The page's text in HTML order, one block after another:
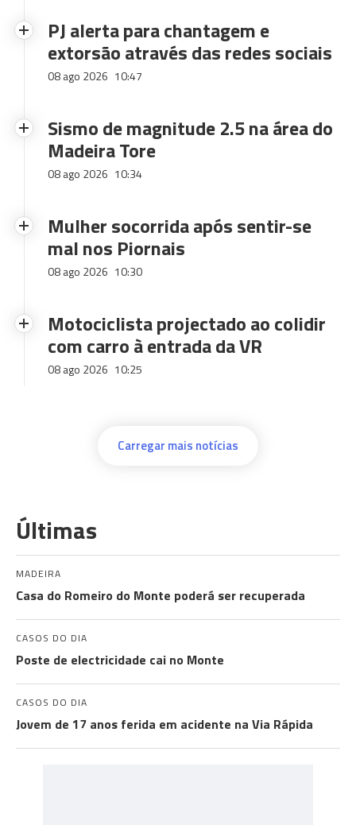
PJ alerta para chantagem e
extorsão através das redes sociais
08 ago 2026 10:47
Sismo de magnitude 2.5 na área do
Madeira Tore
08 ago 2026 10:34
Mulher socorrida após sentir-se
mal nos Piornais
08 ago 2026 10:30
Motociclista projectado ao colidir
com carro à entrada da VR
08 ago 2026 10:25
Carregar mais notícias
Últimas
MADEIRA
Casa do Romeiro do Monte poderá ser recuperada
CASOS DO DIA
Poste de electricidade cai no Monte
CASOS DO DIA
Jovem de 17 anos ferida em acidente na Via Rápida